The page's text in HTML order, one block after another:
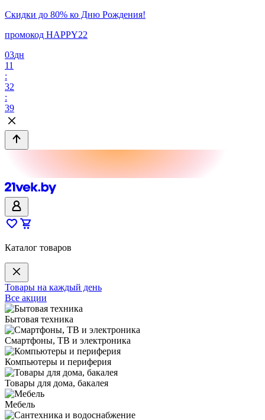
Скидки до 80% ко Дню Рождения!
промокод HAPPY22
03дн
11
:
32
:
39
Каталог товаров
Товары на каждый день
Все акции
Бытовая техника
Смартфоны, ТВ и электроника
Компьютеры и периферия
Товары для дома, бакалея
Мебель